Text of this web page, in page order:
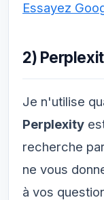
Essayez
2)
Je n'utilise
Perplexity
recherche
ne vous
à vos